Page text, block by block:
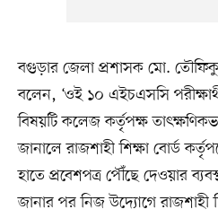
বগুড়ার জেলা প্রশাসক মো.
বলেন, ‘ওই ১০ এইচএসসি
বিষয়টি কলেজ কর্তৃপক্ষ
জানালে রাজশাহী শিক্ষা বোর্ড
হাতে প্রবেশপত্র পৌঁছে দেওয়ার
জানার পর নিজ উদ্যোগে রাজশাহী